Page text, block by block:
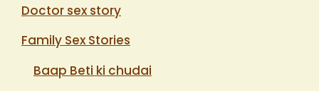
Doctor sex story
Family Sex Stories
Baap Beti ki chudai